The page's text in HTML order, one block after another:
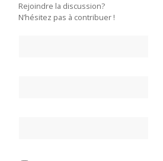
Rejoindre la discussion?
N’hésitez pas à contribuer !